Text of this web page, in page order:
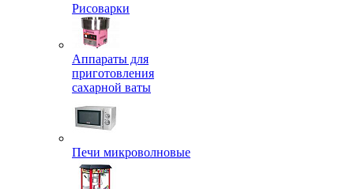
Рисоварки
Аппараты для
приготовления
сахарной ваты
Печи микроволновые